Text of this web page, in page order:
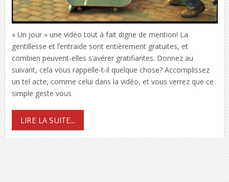
« Un jour » une vidéo tout à fait digne de mention! La
gentillesse et l’entraide sont entièrement gratuites, et
combien peuvent-elles s’avérer gratifiantes. Donnez au
suivant, cela vous rappelle-t-il quelque chose? Accomplissez
un tel acte, comme celui dans la vidéo, et vous verrez que ce
simple geste vous
LIRE LA SUITE...